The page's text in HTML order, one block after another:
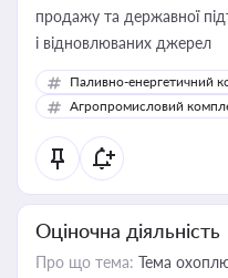
продажу та державної
і відновлюваних джерел
Паливно-енергетичний
Агропромисловий
Оціночна діяльність
Про що тема: Тема